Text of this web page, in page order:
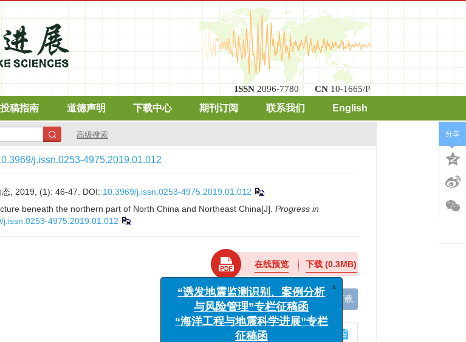
ISSN 2096-7780 CN 10-1665/P
投稿指南 道德声明 下载中心 期刊订阅 联系我们 English
高级搜索
j.issn.0253-4975.2019.01.012
, 2019, (1): 46-47. DOI: 10.3969/j.issn.0253-4975.2019.01.012
beneath the northern part of North China and Northeast China[J]. Progress in
j.issn.0253-4975.2019.01.012
在线预览 下载(0.3MB)
手机阅读 导出引用 XML下载
分享
x
“诱发地震监测识别、案例分析
与风险管理”专栏征稿函
“海洋工程与地震科学进展”专栏
征稿函